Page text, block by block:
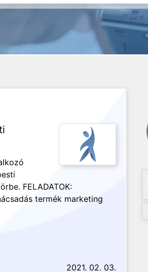
FELADATOK:
termék marketing
2021. 02. 03.